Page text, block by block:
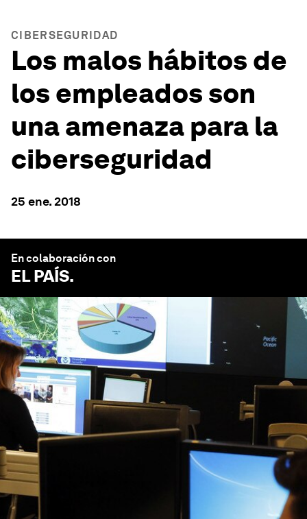
CIBERSEGURIDAD
Los malos hábitos de
los empleados son
una amenaza para la
ciberseguridad
25 ene. 2018
En colaboración con
EL PAÍS.